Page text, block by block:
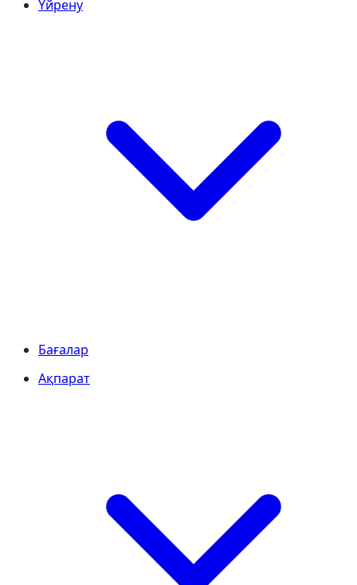
Үйрену
Бағалар
Ақпарат